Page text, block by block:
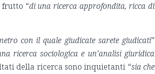
frutto “di una ricerca approfondita, ricca di
con il quale giudicate sarete giudicati”
ricerca sociologica e un’analisi giuridica
della ricerca sono inquietanti “sia che